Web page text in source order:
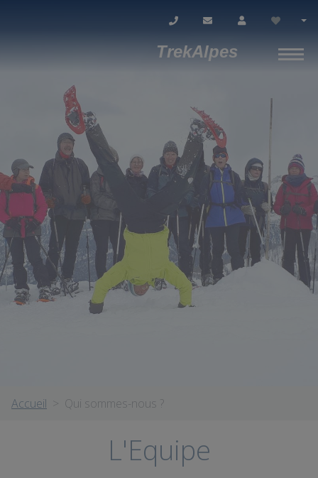
TrekAlpes
Accueil Qui sommes-nous ?
L'Equipe